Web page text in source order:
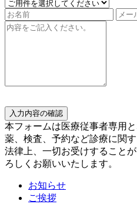
入力内容の確認
本フォームは医療従事者専用
薬、検査、予約など診療に関
法律上、一切お受けすること
ろしくお願いいたします。
お知らせ
ご挨拶